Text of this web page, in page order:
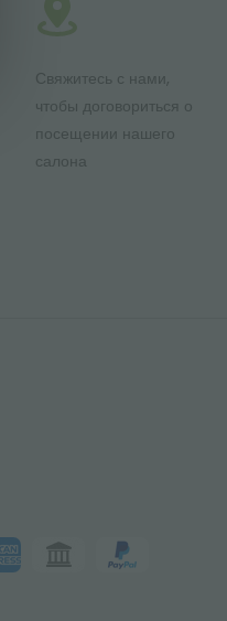
Свяжитесь с нами,
чтобы договориться о
посещении нашего
салона